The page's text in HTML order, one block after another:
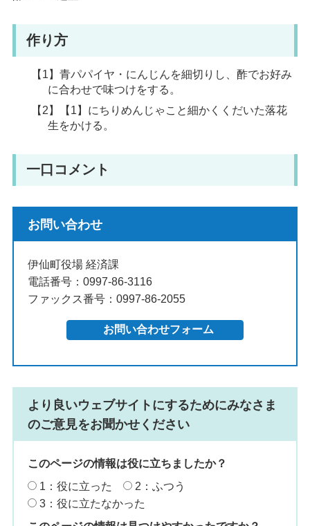
作り方
【1】青パパイヤ・にんじんを細切りし、酢でお好み
に合わせで味つけをする。
【2】【1】にちりめんじゃこと細かくくだいた落花
生をかける。
一口コメント
お問い合わせ
伊仙町役場 経済課
電話番号：0997-86-3116
ファックス番号：0997-86-2055
より良いウェブサイトにするためにみなさま
のご意見をお聞かせください
このページの情報は役に立ちましたか？
1：役に立った
2：ふつう
3：役に立たなかった